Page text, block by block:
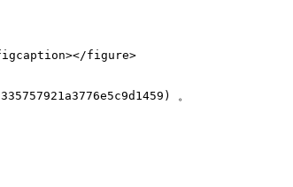
figure>
。